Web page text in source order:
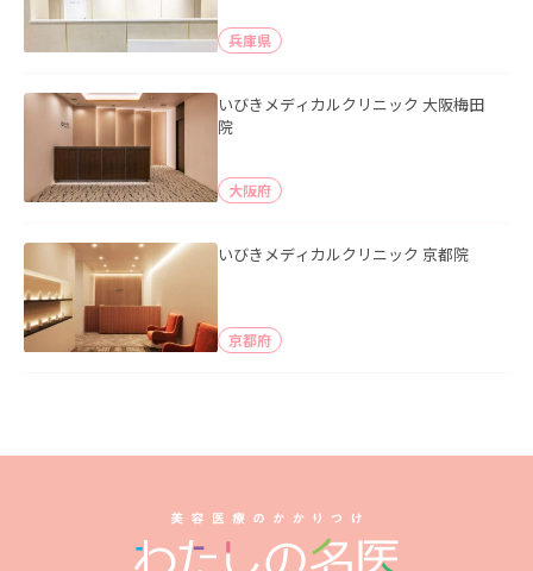
兵庫県
いびきメディカルクリニック 大阪梅田
院
大阪府
いびきメディカルクリニック 京都院
京都府